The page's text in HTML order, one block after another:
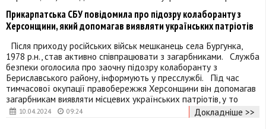
10.04.2024 09:24
Прикарпатська СБУ повідомила про підозру колаборанту з
Херсонщини, який допомагав виявляти українських патріотів
Після приходу російських військ мешканець села Бургунка,
1978 р.н., став активно співпрацювати з загарбниками. Служба
безпеки оголосила про заочну підозру колаборанту з
Бериславського району, інформують у пресслужбі. Під час
тимчасової окупації правобережжя Херсонщини він допомагав
загарбникам виявляти місцевих українських патріотів, у то
Докладніше >>